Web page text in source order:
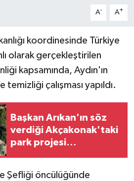
A- A+
koordinesinde Türkiye
olarak gerçekleştirilen
kapsamında, Aydın'ın
çalışması yapıldı.
Başkan Arıkan'ın söz
verdiği Akçakonak'taki
park projesi
Şefliği öncülüğünde